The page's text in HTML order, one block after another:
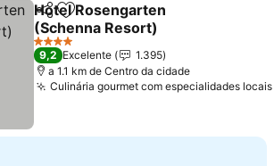
PartilharAdicionar aos favoritos
Hotel Rosengarten
(Schenna Resort)
4 Estrelas
9,2 Excelente
1.395
a 1.1 km de Centro da cidade
Culinária gourmet com especialidades locais